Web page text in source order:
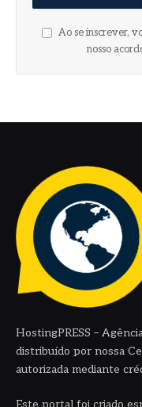
Ao se inscrever,
nosso
HostingPRESS –
distribuído por nossa
autorizada mediante